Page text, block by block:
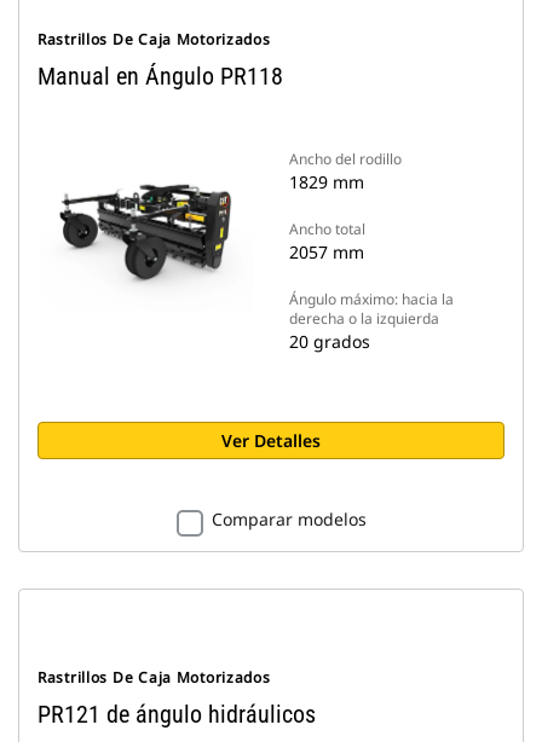
Rastrillos De Caja Motorizados
Manual en Ángulo PR118
Ancho del rodillo
1829 mm
Ancho total
2057 mm
Ángulo máximo: hacia la
derecha o la izquierda
20 grados
Ver Detalles
Comparar modelos
Rastrillos De Caja Motorizados
PR121 de ángulo hidráulicos